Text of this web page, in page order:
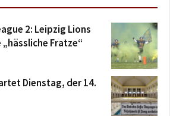
2: Leipzig Lions
Fratze“
Dienstag, der 14.